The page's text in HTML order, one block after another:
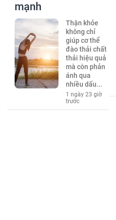
mạnh
Thận khỏe
không chỉ
giúp cơ thể
đào thải chất
thải hiệu quả
mà còn phản
ánh qua
nhiều dấu...
1 ngày 23 giờ
trước